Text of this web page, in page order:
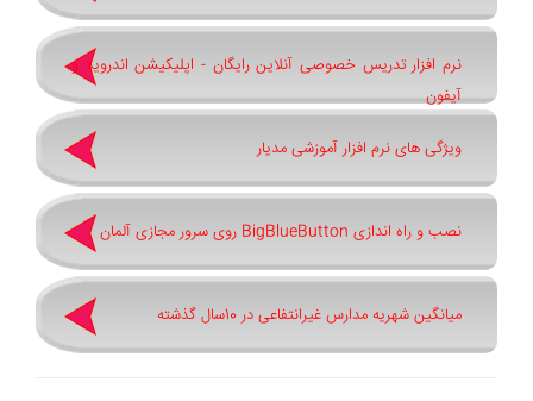
نرم افزار تدریس خصوصی آنلاین رایگان - اپلیکیشن اندروید و
آیفون
ویژگی های نرم افزار آموزشی مدیار
نصب و راه اندازی BigBlueButton روی سرور مجازی آلمان
میانگین شهریه مدارس غیرانتفاعی در 10سال گذشته